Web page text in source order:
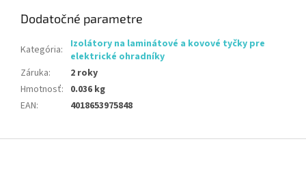
Dodatočné parametre
Kategória:
Izolátory na laminátové a kovové tyčky pre
elektrické ohradníky
Záruka:
2 roky
Hmotnosť: 0.036 kg
EAN: 4018653975848